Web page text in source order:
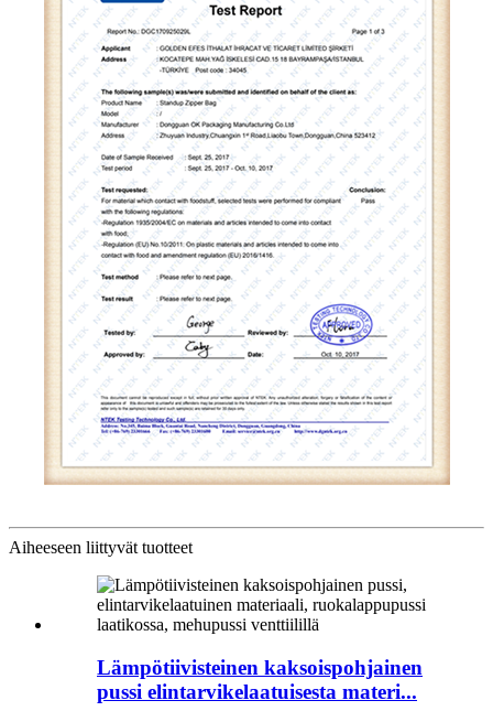
Aiheeseen liittyvät tuotteet
Lämpötiivisteinen kaksoispohjainen
pussi elintarvikelaatuisesta materi...